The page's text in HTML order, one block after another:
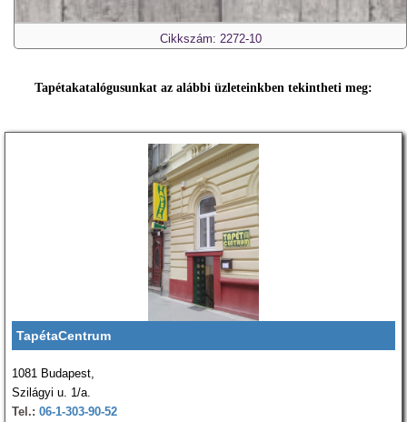
Cikkszám: 2272-10
Tapétakatalógusunkat az alábbi üzleteinkben tekintheti meg:
TapétaCentrum
1081 Budapest,
Szilágyi u. 1/a.
Tel.: 06-1-303-90-52